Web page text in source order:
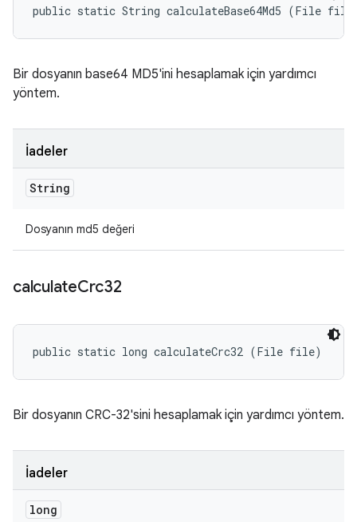
public static String calculateBase64Md5 (File
Bir dosyanın base64 MD5'ini hesaplamak için yardımcı
yöntem.
İadeler
String
Dosyanın md5 değeri
calculateCrc32
public static long calculateCrc32 (File file)
Bir dosyanın CRC-32'sini hesaplamak için yardımcı yöntem.
İadeler
long